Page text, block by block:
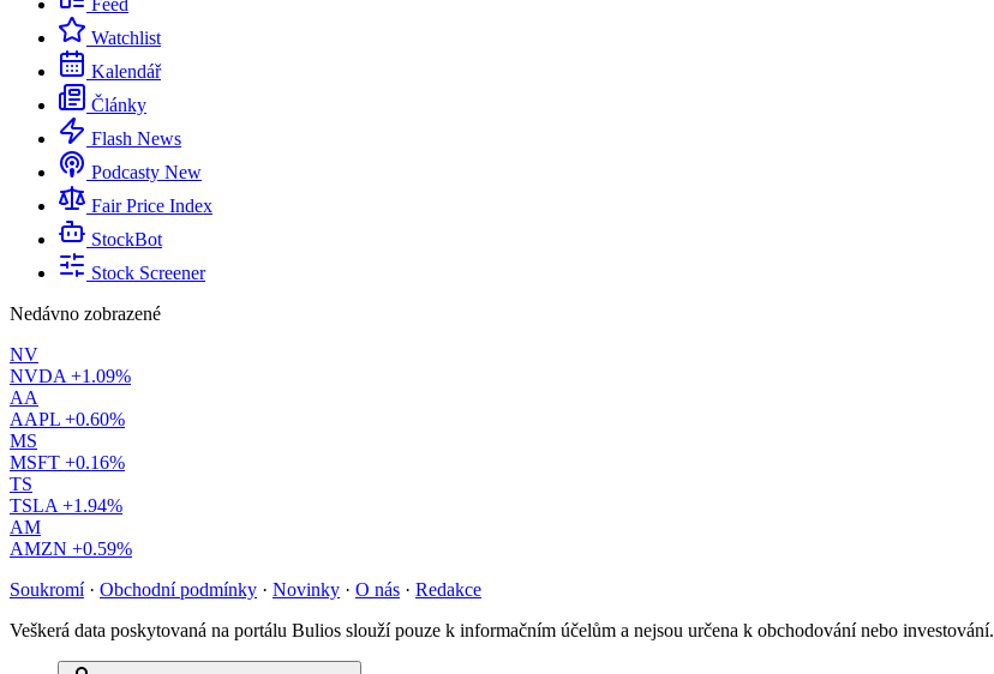
Feed
Watchlist
Kalendář
Články
Flash News
Podcasty New
Fair Price Index
StockBot
Stock Screener
Nedávno zobrazené
NV
NVDA +1.09%
AA
AAPL +0.60%
MS
MSFT +0.16%
TS
TSLA +1.94%
AM
AMZN +0.59%
Soukromí · Obchodní podmínky · Novinky · O nás · Redakce
Veškerá data poskytovaná na portálu Bulios slouží pouze k informačním účelům a nejsou určena k obchodování nebo investování.